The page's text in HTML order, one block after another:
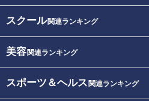
スクール関連ランキング
美容関連ランキング
スポーツ＆ヘルス 関連ランキング